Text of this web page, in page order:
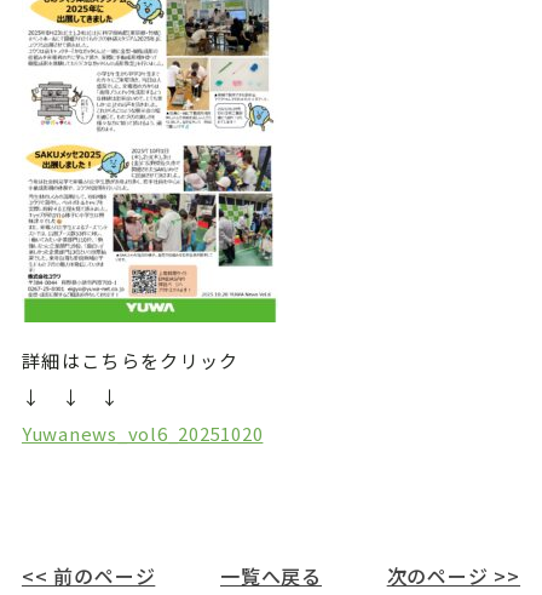
詳細はこちらをクリック
↓ ↓ ↓
Yuwanews_vol6_20251020
<< 前のページ 一覧へ戻る 次のページ >>